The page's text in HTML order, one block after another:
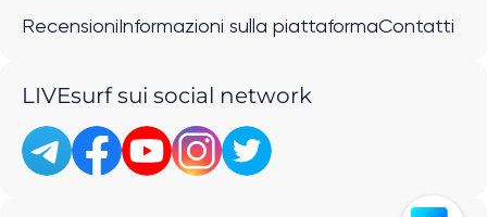
Recensioni Informazioni sulla piattaformaContatti
LIVEsurf sui social network